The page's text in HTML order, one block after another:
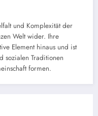
und Komplexität der
Welt wider. Ihre
Element hinaus und ist
sozialen Traditionen
formen.